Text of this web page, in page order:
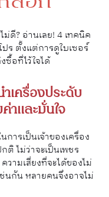
ดี? อ่านเลย! 4 เทคนิค
ร ตั้งแต่การดูใบเซอร์
ซื้อที่ไว้ใจได้
เครื่องประดับ
าและมั่นใจ
ารเป็นเจ้าของเครื่อง
ติ ไม่ว่าจะเป็นเพชร
ามเสี่ยงที่จะได้ของไม่
กัน หลายคนจึงอาจไม่